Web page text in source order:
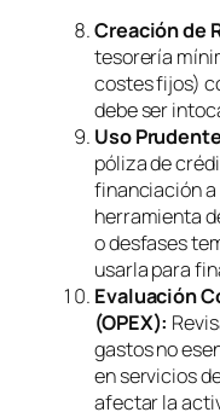
Creación de
tesorería
costes fijos)
debe ser
Uso
póliza de
financiación a
herramienta
o desfases
usarla para
Evaluación
(OPEX):
gastos no
en servicios
afectar la